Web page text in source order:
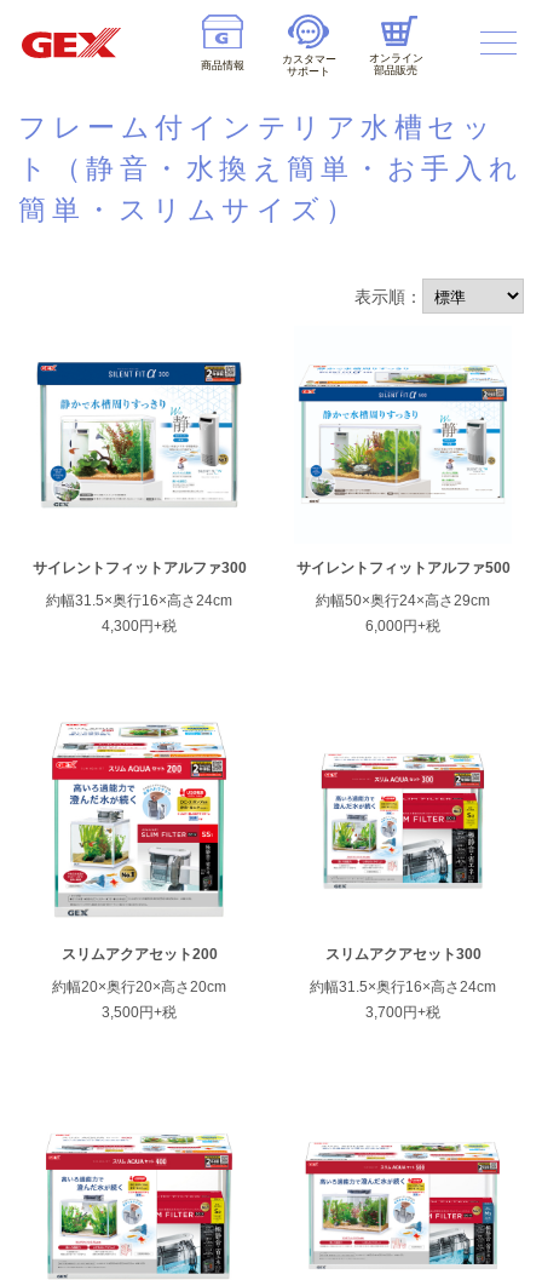
商品情報
カスタマー
サポート
オンライン
部品販売
ENGLISH
フレーム付インテリア水槽セッ
ト（静音・水換え簡単・お手入れ
簡単・スリムサイズ）
表示順：
サイレントフィットアルファ300
約幅31.5×奥行16×高さ24cm
4,300円+税
サイレントフィットアルファ500
約幅50×奥行24×高さ29cm
6,000円+税
スリムアクアセット200
約幅20×奥行20×高さ20cm
3,500円+税
スリムアクアセット300
約幅31.5×奥行16×高さ24cm
3,700円+税